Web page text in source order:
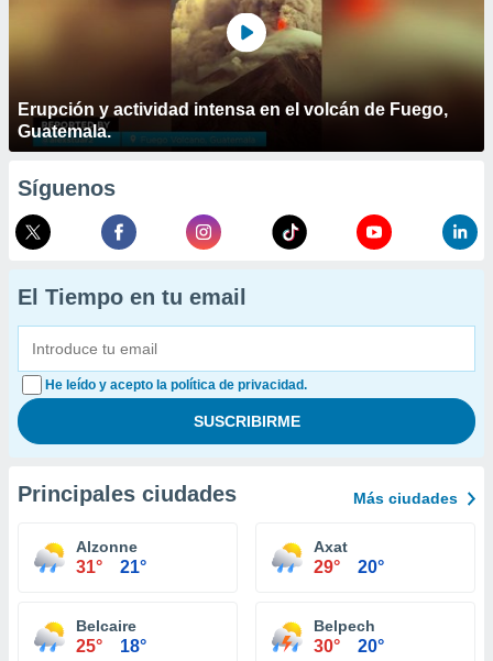
Erupción y actividad intensa en el volcán de Fuego,
Guatemala.
Síguenos
El Tiempo en tu email
He leído y acepto la política de privacidad.
Principales ciudades Más ciudades
Alzonne
31° 21°
Axat
29° 20°
Belcaire
25° 18°
Belpech
30° 20°